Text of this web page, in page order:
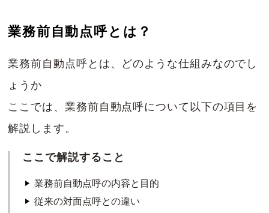
業務前自動点呼とは？
業務前自動点呼とは、どのような仕組みなのでし
ょうか
ここでは、業務前自動点呼について以下の項目を
解説します。
ここで解説すること
業務前自動点呼の内容と目的
従来の対面点呼との違い